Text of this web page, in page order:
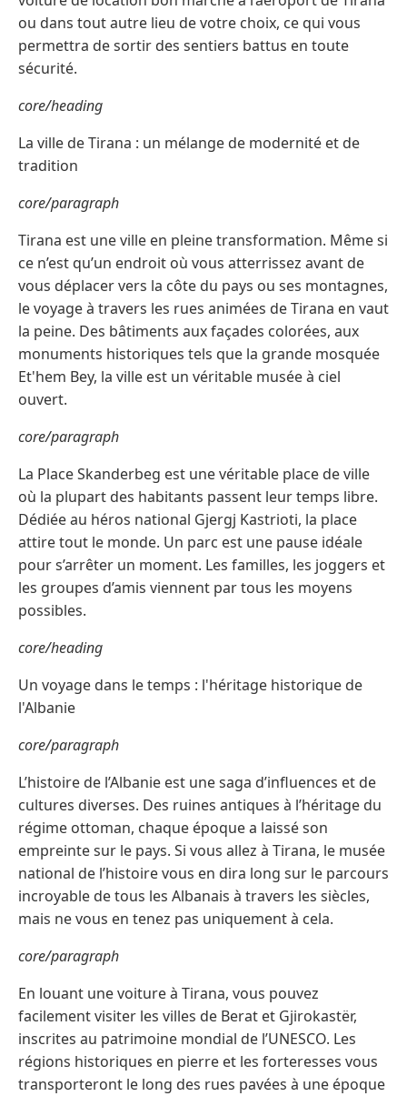
ou dans tout autre lieu de votre choix, ce qui vous
permettra de sortir des sentiers battus en toute
sécurité.
core/heading
La ville de Tirana : un mélange de modernité et de
tradition
core/paragraph
Tirana est une ville en pleine transformation. Même si
ce n’est qu’un endroit où vous atterrissez avant de
vous déplacer vers la côte du pays ou ses montagnes,
le voyage à travers les rues animées de Tirana en vaut
la peine. Des bâtiments aux façades colorées, aux
monuments historiques tels que la grande mosquée
Et'hem Bey, la ville est un véritable musée à ciel
ouvert.
core/paragraph
La Place Skanderbeg est une véritable place de ville
où la plupart des habitants passent leur temps libre.
Dédiée au héros national Gjergj Kastrioti, la place
attire tout le monde. Un parc est une pause idéale
pour s’arrêter un moment. Les familles, les joggers et
les groupes d’amis viennent par tous les moyens
possibles.
core/heading
Un voyage dans le temps : l'héritage historique de
l'Albanie
core/paragraph
L’histoire de l’Albanie est une saga d’influences et de
cultures diverses. Des ruines antiques à l’héritage du
régime ottoman, chaque époque a laissé son
empreinte sur le pays. Si vous allez à Tirana, le musée
national de l’histoire vous en dira long sur le parcours
incroyable de tous les Albanais à travers les siècles,
mais ne vous en tenez pas uniquement à cela.
core/paragraph
En louant une voiture à Tirana, vous pouvez
facilement visiter les villes de Berat et Gjirokastër,
inscrites au patrimoine mondial de l’UNESCO. Les
régions historiques en pierre et les forteresses vous
transporteront le long des rues pavées à une époque